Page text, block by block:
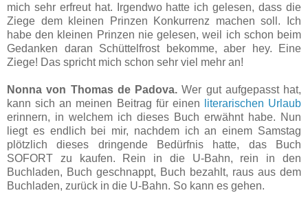
mich sehr erfreut hat. Irgendwo hatte ich gelesen, dass die
Ziege dem kleinen Prinzen Konkurrenz machen soll. Ich
habe den kleinen Prinzen nie gelesen, weil ich schon beim
Gedanken daran Schüttelfrost bekomme, aber hey. Eine
Ziege! Das spricht mich schon sehr viel mehr an!
Nonna von Thomas de Padova. Wer gut aufgepasst hat,
kann sich an meinen Beitrag für einen
literarischen Urlaub
erinnern, in welchem ich dieses Buch erwähnt habe. Nun
liegt es endlich bei mir, nachdem ich an einem Samstag
plötzlich dieses dringende Bedürfnis hatte, das Buch
SOFORT zu kaufen. Rein in die U-Bahn, rein in den
Buchladen, Buch geschnappt, Buch bezahlt, raus aus dem
Buchladen, zurück in die U-Bahn. So kann es gehen.